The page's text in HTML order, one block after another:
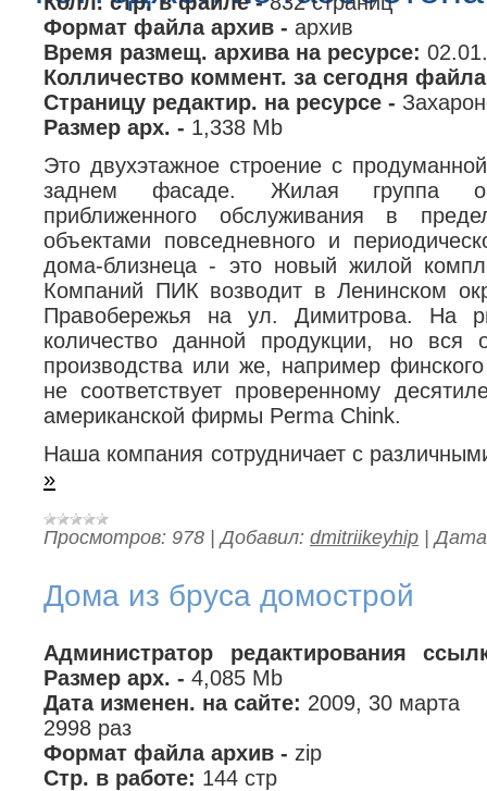
Формат файла архив - архив
Время размещ. архива на ресурсе:
Колличество коммент. за сегодня
Страницу редактир. на ресурсе -
Размер арх. - 1,338 Mb
Это двухэтажное строение с
заднем фасаде. Жилая группа
приближенного обслуживания в
объектами повседневного и
дома-близнеца - это новый жилой
Компаний ПИК возводит в Ленинском
Правобережья на ул. Димитрова. На
количество данной продукции, но вся
производства или же, например
не соответствует проверенному
американской фирмы Perma Chink.
Наша компания сотрудничает с
»
Просмотров: 978 |Добавил: dmitriikeyhip |
Дома из бруса домострой
Администратор редактирования
Размер арх. - 4,085 Mb
Дата изменен. на сайте: 2009, 30 марта
2998 раз
Формат файла архив - zip
Стр. в работе: 144 стр